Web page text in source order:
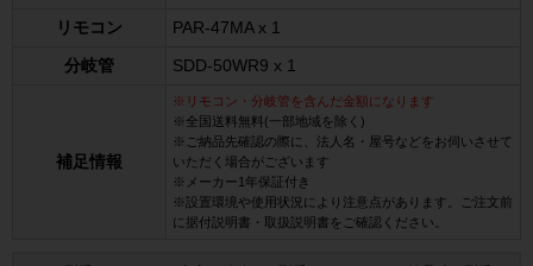
リモコン PAR-47MA x 1
分岐管 SDD-50WR9 x 1
補足情報
※リモコン・分岐管を含んだ金額になります
※全国送料無料(一部地域を除く)
※ご納品先確認の際に、法人名・屋号などをお伺いさせて
いただく場合がございます
※メーカー1年保証付き
※設置環境や使用状況により注意点があります。ご注文前
に据付説明書・取扱説明書をご確認ください。